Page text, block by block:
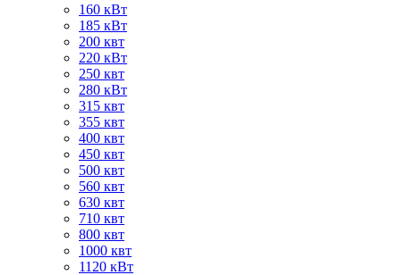
160 кВт
185 кВт
200 квт
220 кВт
250 квт
280 кВт
315 квт
355 квт
400 квт
450 квт
500 квт
560 квт
630 квт
710 квт
800 квт
1000 квт
1120 кВт